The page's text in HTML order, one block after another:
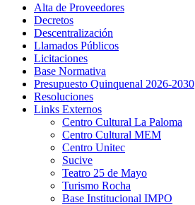
Alta de Proveedores
Decretos
Descentralización
Llamados Públicos
Licitaciones
Base Normativa
Presupuesto Quinquenal 2026-2030
Resoluciones
Links Externos
Centro Cultural La Paloma
Centro Cultural MEM
Centro Unitec
Sucive
Teatro 25 de Mayo
Turismo Rocha
Base Institucional IMPO